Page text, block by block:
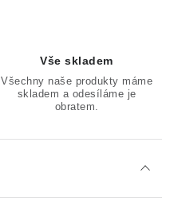
Vše skladem
Všechny naše produkty máme
skladem a odesíláme je
obratem.